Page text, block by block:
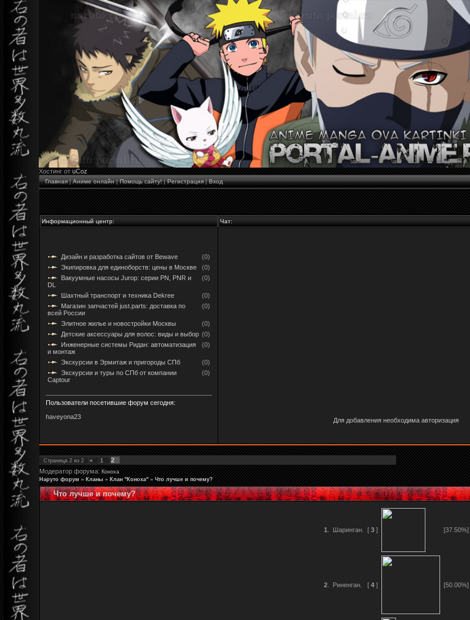
Хостинг отuCoz
Главная|Аниме онлайн|Помощь сайту!|Регистрация|Вход
Информационный центр: Чат:
Дизайн и разработка сайтов от Bewave
(0)
Экипировка для единоборств: цены в Москве
(0)
Вакуумные насосы Jurop: серии PN, PNR и
DL
(0)
Шахтный транспорт и техника Dekree
(0)
Магазин запчастей just.parts: доставка по
всей России
(0)
Элитное жилье и новостройки Москвы
(0)
Детские аксессуары для волос: виды и выбор (0)
Инженерные системы Ридан: автоматизация
и монтаж
(0)
Экскурсии в Эрмитаж и пригороды СПб
(0)
Экскурсии и туры по СПб от компании
Captour
(0)
Пользователи посетившие форум сегодня:
haveyona23
Для добавления необходима авторизация
Страница 2 из 2 « 1
2
Модератор форума:Коноха
Наруто форум » Кланы » Клан "Коноха" » Что лучше и почему?
Что лучше и почему?
1 Шаринган. [ 3] [37.50%]
2. Риненган. [ 4] [50.00%]